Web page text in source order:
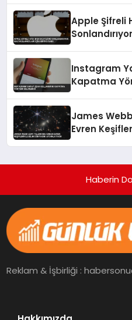
Apple Şifreli
Instagram
Kapatma
James
Evren
Haberin
Reklam & İşbirliği :